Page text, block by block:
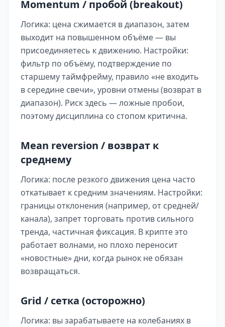
Momentum / пробой (breakout)
Логика: цена сжимается в диапазон, затем
выходит на повышенном объёме — вы
присоединяетесь к движению. Настройки:
фильтр по объёму, подтверждение по
старшему таймфрейму, правило «не входить
в середине свечи», уровни отмены (возврат в
диапазон). Риск здесь — ложные пробои,
поэтому дисциплина со стопом критична.
Mean reversion / возврат к
среднему
Логика: после резкого движения цена часто
откатывает к средним значениям. Настройки:
границы отклонения (например, от средней/
канала), запрет торговать против сильного
тренда, частичная фиксация. В крипте это
работает волнами, но плохо переносит
«новостные» дни, когда рынок не обязан
возвращаться.
Grid / сетка (осторожно)
Логика: вы зарабатываете на колебаниях в